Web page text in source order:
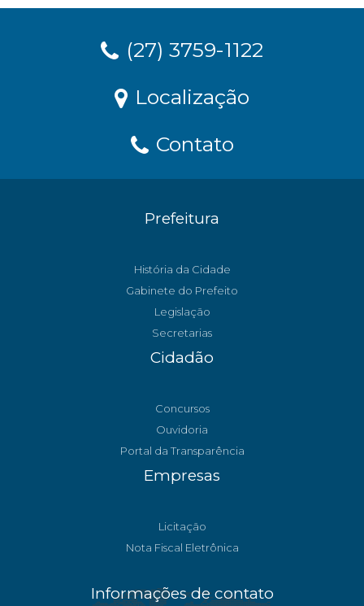
(27) 3759-1122
Localização
Contato
Prefeitura
História da Cidade
Gabinete do Prefeito
Legislação
Secretarias
Cidadão
Concursos
Ouvidoria
Portal da Transparência
Empresas
Licitação
Nota Fiscal Eletrônica
Informações de contato